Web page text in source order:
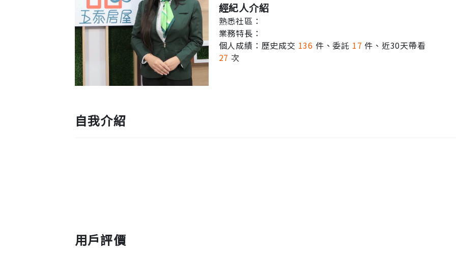
經紀人介紹
熟悉社區：
業務特長：
個人成績：歷史成交 136 件、委託 17 件、近30天帶看
27 次
自我介紹
用戶評價